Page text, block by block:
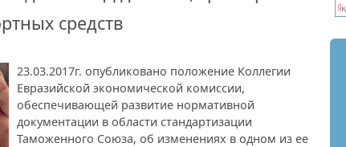
средств
23.03.2017г. опубликовано положение Коллегии
Евразийской экономической комиссии,
обеспечивающей развитие нормативной
документации в области стандартизации
Таможенного Союза, об изменениях в одном из ее